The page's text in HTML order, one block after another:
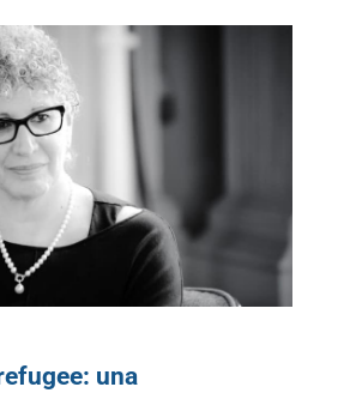
una